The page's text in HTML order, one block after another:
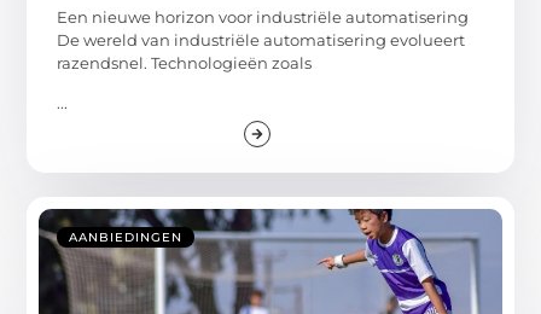
Een nieuwe horizon voor industriële automatisering
De wereld van industriële automatisering evolueert
razendsnel. Technologieën zoals
...
AANBIEDINGEN